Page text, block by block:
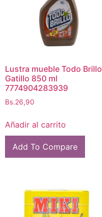
Lustra mueble Todo Brillo
Gatillo 850 ml
7774904283939
Bs.26,90
Añadir al carrito
Add To Compare